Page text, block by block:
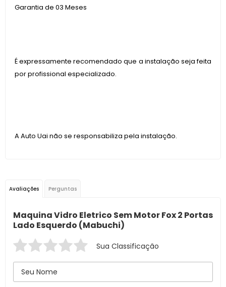
Garantia de 03 Meses
É expressamente recomendado que a instalação seja feita
por profissional especializado.
A Auto Uai não se responsabiliza pela instalação.
Avaliações Perguntas
Maquina Vidro Eletrico Sem Motor Fox 2 Portas
Lado Esquerdo (Mabuchi)
Sua Classificação